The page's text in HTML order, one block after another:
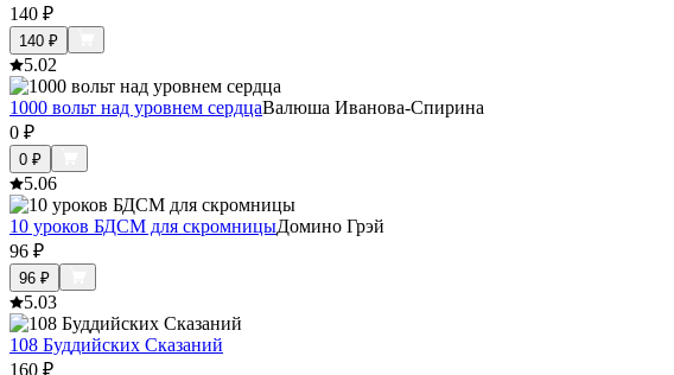
140 ₽
140 ₽
5.02
1000 вольт над уровнем сердцаВалюша Иванова-Спирина
0 ₽
0 ₽
5.06
10 уроков БДСМ для скромницыДомино Грэй
96 ₽
96 ₽
5.03
108 Буддийских Сказаний
160 ₽